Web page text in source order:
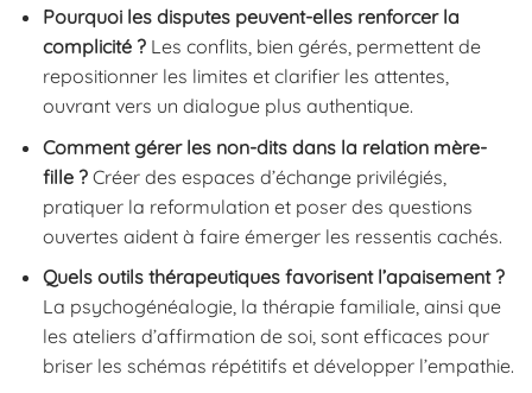
Pourquoi les disputes peuvent-elles renforcer la
complicité ?Les conflits, bien gérés, permettent de
repositionner les limites et clarifier les attentes,
ouvrant vers un dialogue plus authentique.
Comment gérer les non-dits dans la relation mère-
fille ?Créer des espaces d’échange privilégiés,
pratiquer la reformulation et poser des questions
ouvertes aident à faire émerger les ressentis cachés.
Quels outils thérapeutiques favorisent l’apaisement ?
La psychogénéalogie, la thérapie familiale, ainsi que
les ateliers d’affirmation de soi, sont efficaces pour
briser les schémas répétitifs et développer l’empathie.